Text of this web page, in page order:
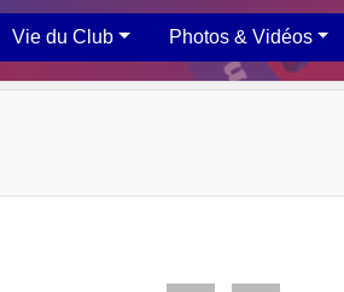
Vie du Club Photos & Vidéos